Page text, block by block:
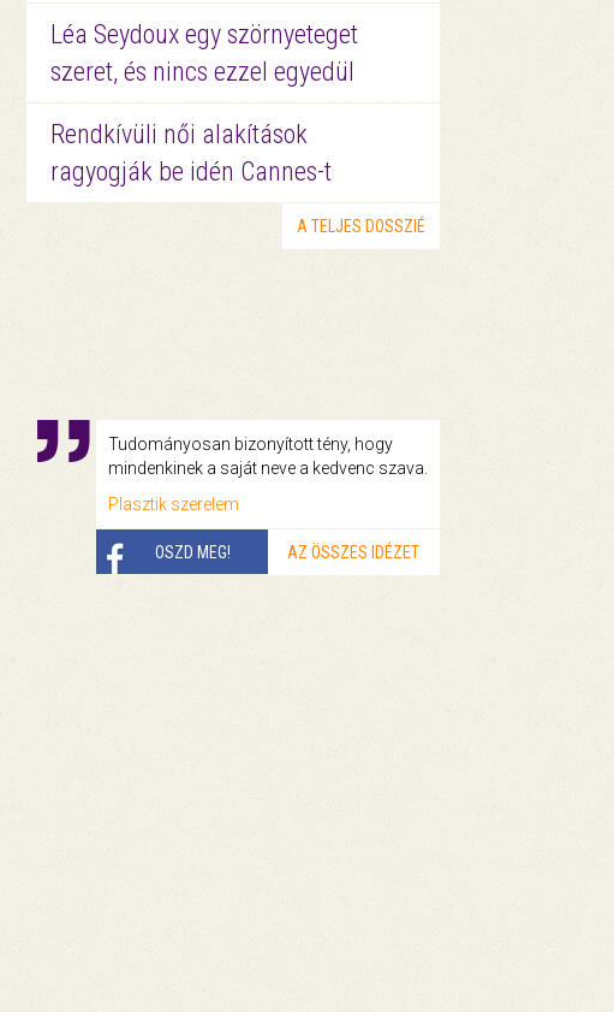
Léa Seydoux egy szörnyeteget
szeret, és nincs ezzel egyedül
Rendkívüli női alakítások
ragyogják be idén Cannes-t
A TELJES DOSSZIÉ
Tudományosan bizonyított tény, hogy
mindenkinek a saját neve a kedvenc szava.
Plasztik szerelem
OSZD MEG! AZ ÖSSZES IDÉZET